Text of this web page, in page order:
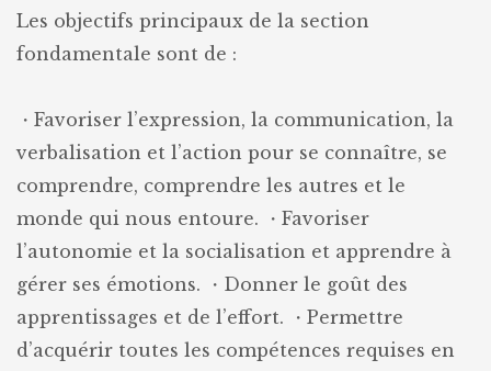
Les objectifs principaux de la section
fondamentale sont de :
・Favoriser l’expression, la communication, la
verbalisation et l’action pour se connaître, se
comprendre, comprendre les autres et le
monde qui nous entoure. ・Favoriser
l’autonomie et la socialisation et apprendre à
gérer ses émotions. ・Donner le goût des
apprentissages et de l’effort. ・Permettre
d’acquérir toutes les compétences requises en